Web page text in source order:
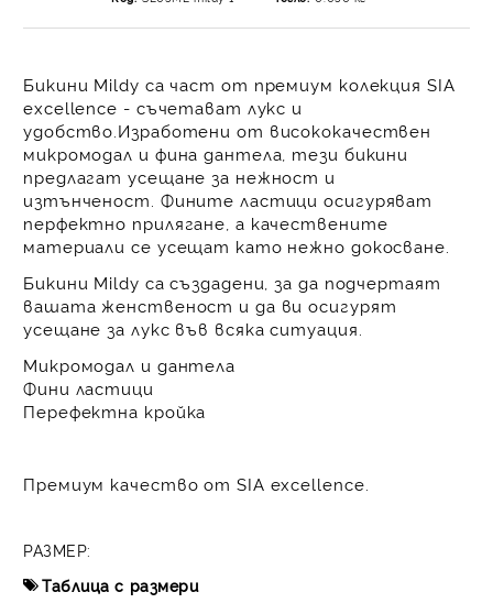
Бикини Mildy са част от премиум колекция SIA
excellence - съчетават лукс и
удобство.Изработени от висококачествен
микромодал и фина дантела, тези бикини
предлагат усещане за нежност и
изтънченост. Фините ластици осигуряват
перфектно прилягане, а качествените
материали се усещат като нежно докосване.
Бикини Mildy са създадени, за да подчертаят
вашата женственост и да ви осигурят
усещане за лукс във всяка ситуация.
Микромодал и дантела
Фини ластици
Перефектна кройка
Премиум качество от SIA excellence.
РАЗМЕР:
Таблица с размери